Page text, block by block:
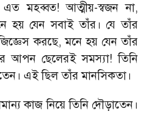
মহব্বত! আত্মীয়-স্বজন না,
হয় যেন সবাই তাঁর। যে তাঁর
করছে,মনে হয় যেন তাঁর
আপন ছেলেরই সমস্যা! তিনি
এই ছিল তাঁর মানসিকতা।
কাজ নিয়ে তিনি দৌড়াতেন।